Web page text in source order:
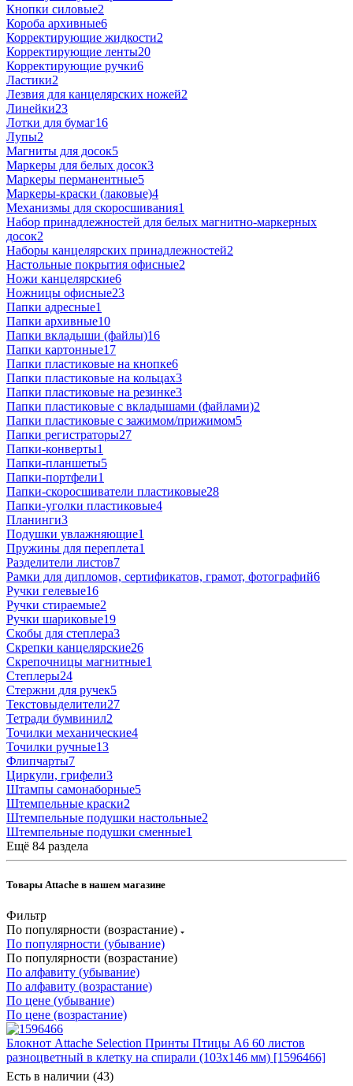
Кнопки силовые2
Короба архивные6
Корректирующие жидкости2
Корректирующие ленты20
Корректирующие ручки6
Ластики2
Лезвия для канцелярских ножей2
Линейки23
Лотки для бумаг16
Лупы2
Магниты для досок5
Маркеры для белых досок3
Маркеры перманентные5
Маркеры-краски (лаковые)4
Механизмы для скоросшивания1
Набор принадлежностей для белых магнитно-маркерных
досок2
Наборы канцелярских принадлежностей2
Настольные покрытия офисные2
Ножи канцелярские6
Ножницы офисные23
Папки адресные1
Папки архивные10
Папки вкладыши (файлы)16
Папки картонные17
Папки пластиковые на кнопке6
Папки пластиковые на кольцах3
Папки пластиковые на резинке3
Папки пластиковые с вкладышами (файлами)2
Папки пластиковые с зажимом/прижимом5
Папки регистраторы27
Папки-конверты1
Папки-планшеты5
Папки-портфели1
Папки-скоросшиватели пластиковые28
Папки-уголки пластиковые4
Планинги3
Подушки увлажняющие1
Пружины для переплета1
Разделители листов7
Рамки для дипломов, сертификатов, грамот, фотографий6
Ручки гелевые16
Ручки стираемые2
Ручки шариковые19
Скобы для степлера3
Скрепки канцелярские26
Скрепочницы магнитные1
Степлеры24
Стержни для ручек5
Текстовыделители27
Тетради бумвинил2
Точилки механические4
Точилки ручные13
Флипчарты7
Циркули, грифели3
Штампы самонаборные5
Штемпельные краски2
Штемпельные подушки настольные2
Штемпельные подушки сменные1
Ещё 84 раздела
Товары Attache в нашем магазине
Фильтр
По популярности (возрастание)
По популярности (убывание)
По популярности (возрастание)
По алфавиту (убывание)
По алфавиту (возрастание)
По цене (убывание)
По цене (возрастание)
Блокнот Attache Selection Принты Птицы А6 60 листов
разноцветный в клетку на спирали (103х146 мм) [1596466]
Есть в наличии (43)